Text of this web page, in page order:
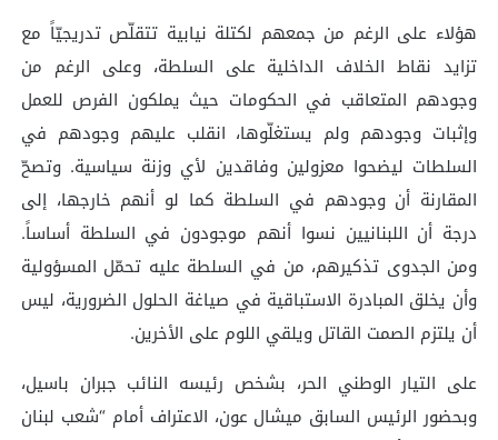
هؤلاء على الرغم من جمعهم لكتلة نيابية تتقلّص تدريجيّاً مع
تزايد نقاط الخلاف الداخلية على السلطة، وعلى الرغم من
وجودهم المتعاقب في الحكومات حيث يملكون الفرص للعمل
وإثبات وجودهم ولم يستغلّوها، انقلب عليهم وجودهم في
السلطات ليضحوا معزولين وفاقدين لأي وزنة سياسية. وتصحّ
المقارنة أن وجودهم في السلطة كما لو أنهم خارجها، إلى
درجة أن اللبنانيين نسوا أنهم موجودون في السلطة أساساً.
ومن الجدوى تذكيرهم، من في السلطة عليه تحمّل المسؤولية
وأن يخلق المبادرة الاستباقية في صياغة الحلول الضرورية، ليس
أن يلتزم الصمت القاتل ويلقي اللوم على الأخرين.
على التيار الوطني الحر، بشخص رئيسه النائب جبران باسيل،
وبحضور الرئيس السابق ميشال عون، الاعتراف أمام “شعب لبنان